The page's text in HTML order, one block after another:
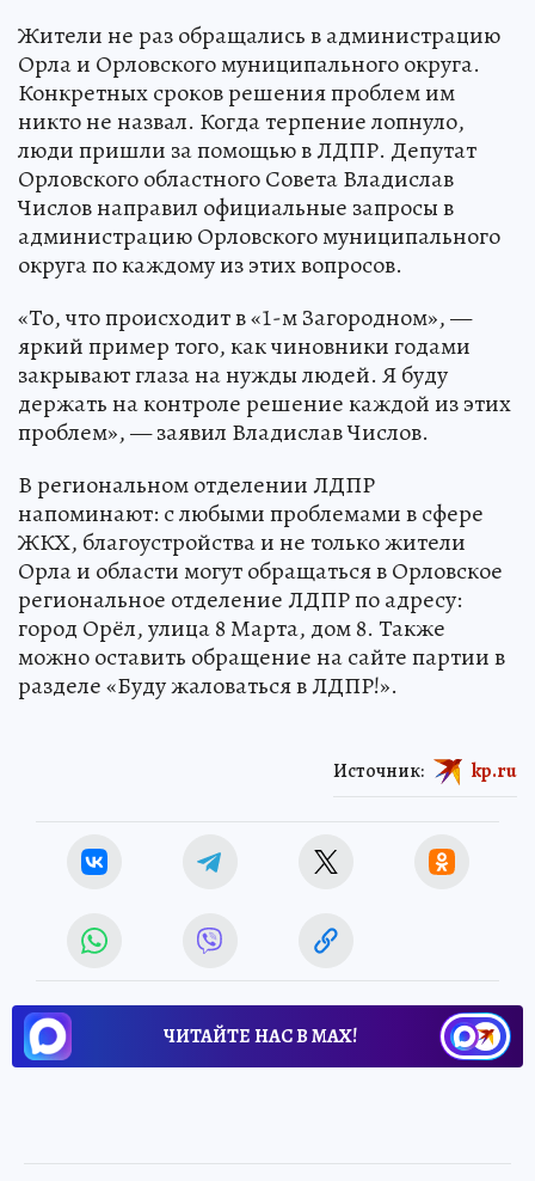
Жители не раз обращались в администрацию
Орла и Орловского муниципального округа.
Конкретных сроков решения проблем им
никто не назвал. Когда терпение лопнуло,
люди пришли за помощью в ЛДПР. Депутат
Орловского областного Совета Владислав
Числов направил официальные запросы в
администрацию Орловского муниципального
округа по каждому из этих вопросов.
«То, что происходит в «1-м Загородном», —
яркий пример того, как чиновники годами
закрывают глаза на нужды людей. Я буду
держать на контроле решение каждой из этих
проблем», — заявил Владислав Числов.
В региональном отделении ЛДПР
напоминают: с любыми проблемами в сфере
ЖКХ, благоустройства и не только жители
Орла и области могут обращаться в Орловское
региональное отделение ЛДПР по адресу:
город Орёл, улица 8 Марта, дом 8. Также
можно оставить обращение на сайте партии в
разделе «Буду жаловаться в ЛДПР!».
Источник: kp.ru
ЧИТАЙТЕ НАС В МАХ!